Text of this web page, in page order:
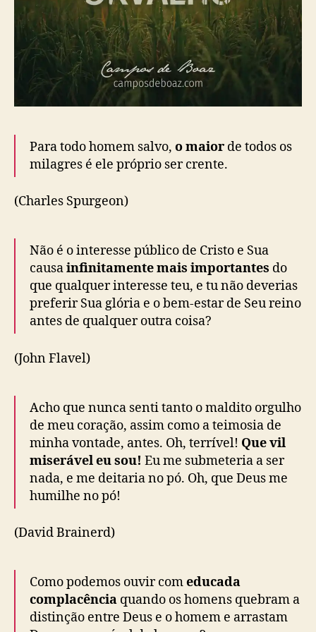
Para todo homem salvo, o maior de todos os
milagres é ele próprio ser crente.
(Charles Spurgeon)
Não é o interesse público de Cristo e Sua
causainfinitamente mais importantes do
que qualquer interesse teu, e tu não deverias
preferir Sua glória e o bem-estar de Seu reino
antes de qualquer outra coisa?
(John Flavel)
Acho que nunca senti tanto o maldito orgulho
de meu coração, assim como a teimosia de
minha vontade, antes. Oh, terrível! Que vil
miserável eu sou! Eu me submeteria a ser
nada, e me deitaria no pó. Oh, que Deus me
humilhe no pó!
(David Brainerd)
Como podemos ouvir comeducada
complacência quando os homens quebram a
distinção entre Deus e o homem e arrastam